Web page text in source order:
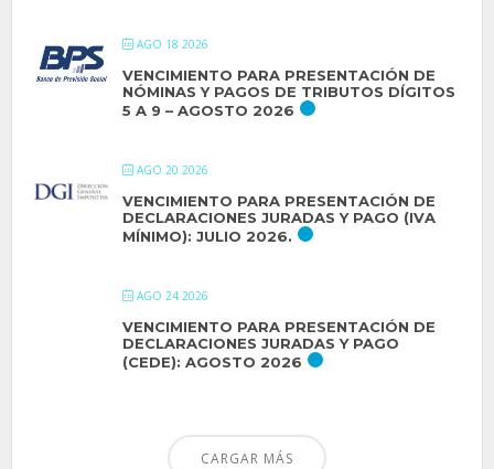
AGO 18 2026
VENCIMIENTO PARA PRESENTACIÓN DE
NÓMINAS Y PAGOS DE TRIBUTOS DÍGITOS
5 A 9 – AGOSTO 2026
AGO 20 2026
VENCIMIENTO PARA PRESENTACIÓN DE
DECLARACIONES JURADAS Y PAGO (IVA
MÍNIMO): JULIO 2026.
AGO 24 2026
VENCIMIENTO PARA PRESENTACIÓN DE
DECLARACIONES JURADAS Y PAGO
(CEDE): AGOSTO 2026
CARGAR MÁS